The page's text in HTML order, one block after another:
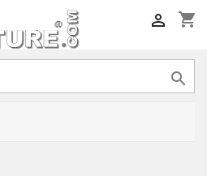
shopping_cart

